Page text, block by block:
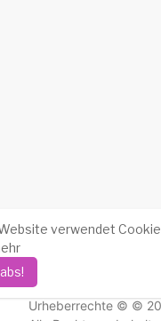
verwendet
Urheberrechte © ©